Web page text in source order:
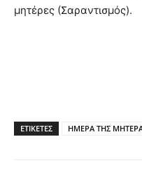
μητέρες (Σαραντισμός).
ΕΤΙΚΕΤΕΣ ΗΜΕΡΑ ΤΗΣ